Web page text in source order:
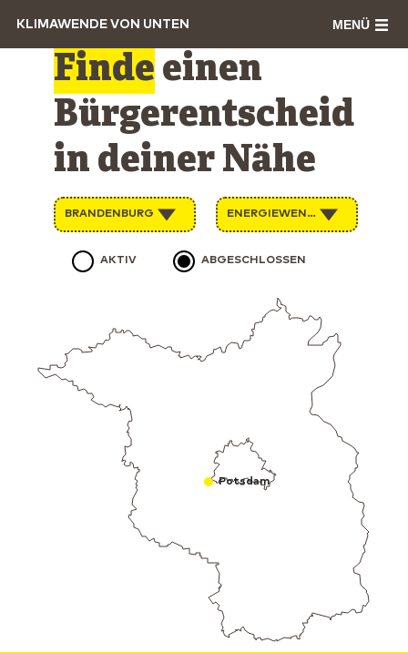
KLIMAWENDE VON UNTEN MENÜ
Potsdam
Finde einen
Bürgerentscheid
in deiner Nähe
BRANDENBURG ENERGIEWENDE
AKTIV ABGESCHLOSSEN